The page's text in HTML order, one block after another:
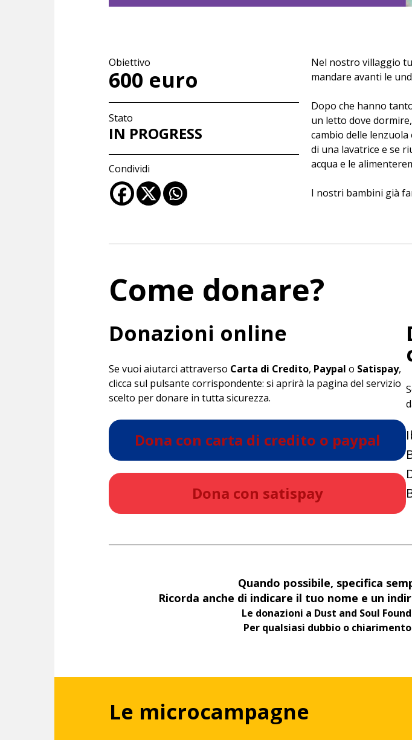
Obiettivo
600 euro
Stato
IN PROGRESS
Condividi
Nel nostro villaggio
mandare avanti le
Dopo che hanno
un letto dove
cambio delle
di una lavatrice e se
acqua e le
I nostri bambini già
Come donare?
Donazioni online
Se vuoi aiutarci attraverso Carta di Credito, Paypal o Satispay,
clicca sul pulsante corrispondente: si aprirà la pagina del servizio
scelto per donare in tutta sicurezza.
Dona con carta di credito o paypal
Dona con satispay
Quando possibile, specifica
Ricorda anche di indicare il tuo nome e un
Le donazioni a Dust and Soul
Per qualsiasi dubbio o
Le microcampagne